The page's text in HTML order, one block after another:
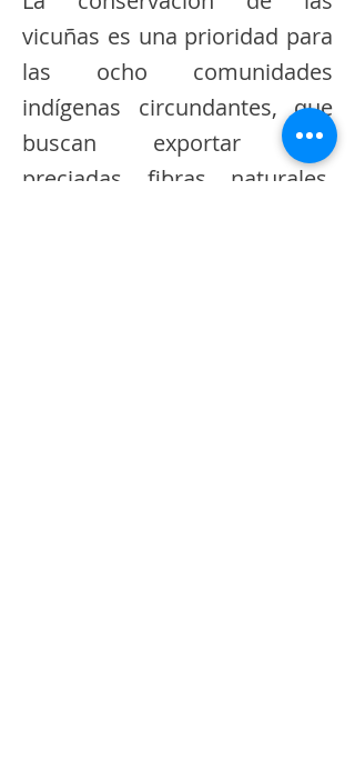
vicuñas es una prioridad para
las ocho comunidades
indígenas circundantes, que
buscan exportar sus
preciadas fibras naturales,